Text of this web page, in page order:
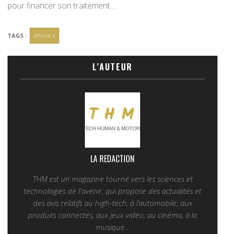
pour financer son traitement…
TAGS : iPhone X
L'AUTEUR
LA REDACTION
THM est un magazine tourné vers les sciences et
technologies de l'avenir, qui propose des actualités et
des avis relatifs au high-tech, à l’automobile, aux
produits connectés, aux jeux vidéo, au cinéma, à la
musique...